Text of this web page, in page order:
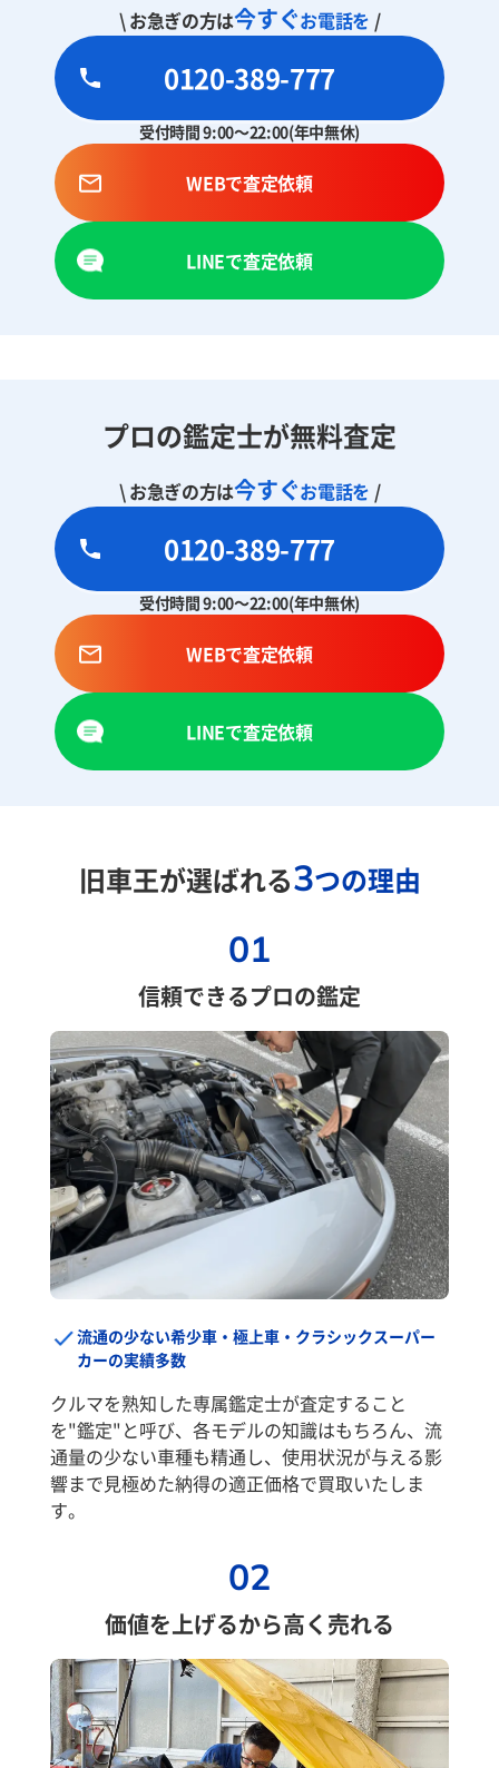
\ お急ぎの方は今すぐお電話を /
0120-389-777
受付時間 9:00～22:00(年中無休)
WEBで査定依頼
LINEで査定依頼
プロの鑑定士が無料査定
\ お急ぎの方は今すぐお電話を /
0120-389-777
受付時間 9:00～22:00(年中無休)
WEBで査定依頼
LINEで査定依頼
旧車王が選ばれる3つの理由
01
信頼できるプロの鑑定
流通の少ない希少車・極上車・クラシックスーパー
カーの実績多数
クルマを熟知した専属鑑定士が査定すること
を"鑑定"と呼び、各モデルの知識はもちろん、流
通量の少ない車種も精通し、使用状況が与える影
響まで見極めた納得の適正価格で買取いたしま
す。
02
価値を上げるから高く売れる